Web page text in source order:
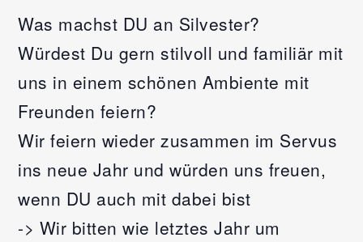
Was machst DU an Silvester?
Würdest Du gern stilvoll und familiär mit
uns in einem schönen Ambiente mit
Freunden feiern?
Wir feiern wieder zusammen im Servus
ins neue Jahr und würden uns freuen,
wenn DU auch mit dabei bist
-> Wir bitten wie letztes Jahr um